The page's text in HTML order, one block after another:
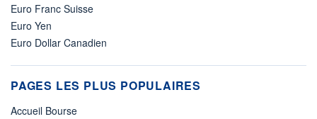
Euro Franc Suisse
Euro Yen
Euro Dollar Canadien
PAGES LES PLUS POPULAIRES
Accueil Bourse